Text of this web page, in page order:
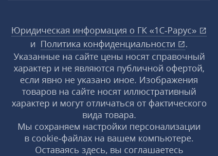
Юридическая информация о ГК «1С‑Рарус»
и Политика конфиденциальности
.
Указанные на сайте цены носят справочный
характер и не являются публичной офертой,
если явно не указано иное. Изображения
товаров на сайте носят иллюстративный
характер и могут отличаться от фактического
вида товара.
Мы сохраняем настройки персонализации
в cookie‑файлах на вашем компьютере.
Оставаясь здесь, вы соглашаетесь